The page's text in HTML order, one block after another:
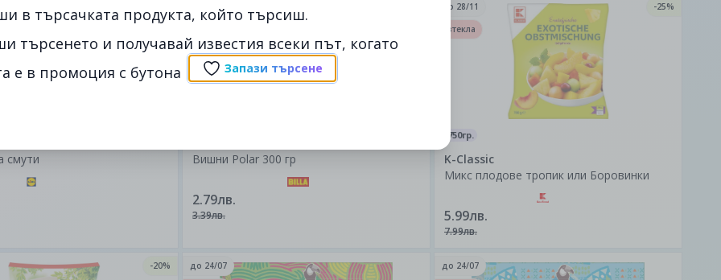
смути Вишни Polar 300 гр
2.79лв.
3.39лв.
22/08
750гр.
K-Classic
Микс плодове тропик или Боровинки
5.99лв.
7.99лв.
до 28/11
-25%
изтекла
-20%
до 24/07
до 24/07
в търсачката продукта, който търсиш.
търсенето и получавай известия всеки път, когато
е в промоция с бутона
Запази търсене